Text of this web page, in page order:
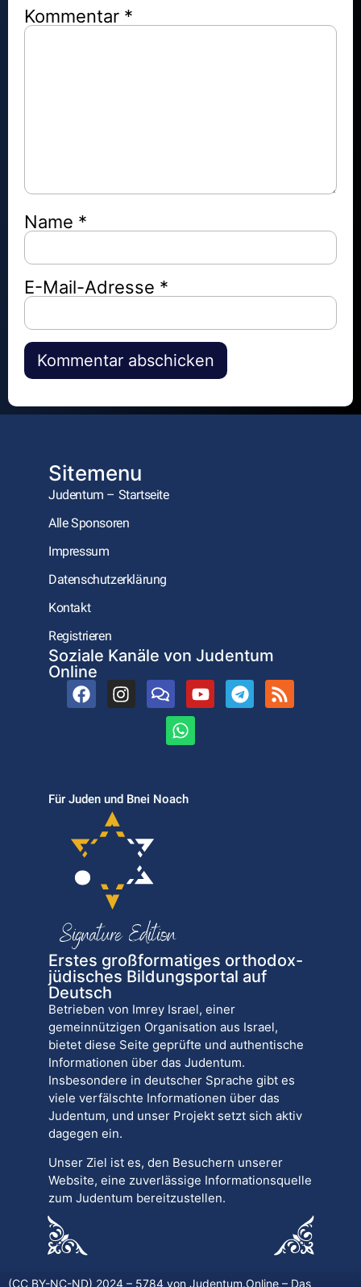
Kommentar *
Name *
E-Mail-Adresse *
Alternative:
Sitemenu
Judentum – Startseite
Alle Sponsoren
Impressum
Datenschutzerklärung
Kontakt
Registrieren
Soziale Kanäle von Judentum
Online
Für Juden und Bnei Noach
Erstes großformatiges orthodox-
jüdisches Bildungsportal auf
Deutsch
Betrieben von Imrey Israel, einer
gemeinnützigen Organisation aus Israel,
bietet diese Seite geprüfte und authentische
Informationen über das Judentum.
Insbesondere in deutscher Sprache gibt es
viele verfälschte Informationen über das
Judentum, und unser Projekt setzt sich aktiv
dagegen ein.
Unser Ziel ist es, den Besuchern unserer
Website, eine zuverlässige Informationsquelle
zum Judentum bereitzustellen.
(CC BY-NC-ND) 2024 – 5784 von Judentum.Online – Das